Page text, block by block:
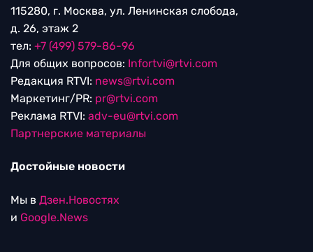
115280, г. Москва, ул. Ленинская слобода,
д. 26, этаж 2
тел: +7 (499) 579-86-96
Для общих вопросов: Infortvi@rtvi.com
Редакция RTVI: news@rtvi.com
Маркетинг/PR: pr@rtvi.com
Реклама RTVI: adv-eu@rtvi.com
Партнерские материалы
Достойные новости
Мы в Дзен.Новостях
и Google.News